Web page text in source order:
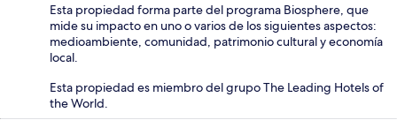
Esta propiedad forma parte del programa Biosphere, que
mide su impacto en uno o varios de los siguientes aspectos:
medioambiente, comunidad, patrimonio cultural y economía
local.
Esta propiedad es miembro del grupo The Leading Hotels of
the World.